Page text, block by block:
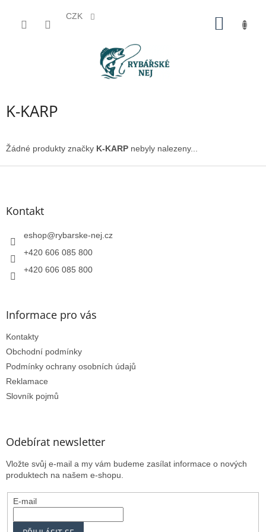
CZK
K-KARP
Žádné produkty značky K-KARP nebyly nalezeny...
Z
Kontakt
eshop@rybarske-nej.cz
+420 606 085 800
+420 606 085 800
Informace pro vás
Kontakty
Obchodní podmínky
Podmínky ochrany osobních údajů
Reklamace
Slovník pojmů
Odebírat newsletter
Vložte svůj e-mail a my vám budeme zasílat informace o nových
produktech na našem e-shopu.
E-mail